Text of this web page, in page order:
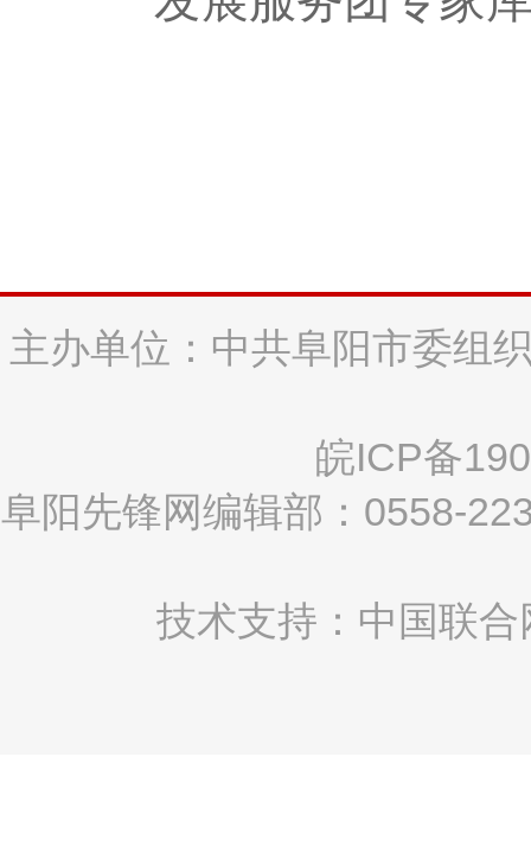
主办单位：中共阜阳市委组
皖ICP备
阜阳先锋网编辑部：0558-
技术支持：中国联